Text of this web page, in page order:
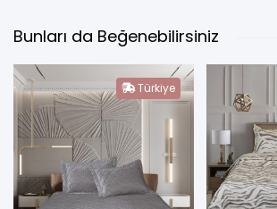
Bunları da Beğenebilirsiniz
Türkiye